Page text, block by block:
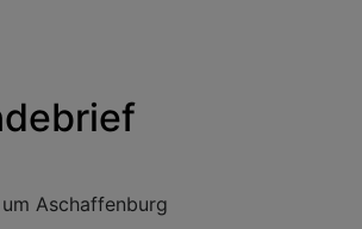
Aschaffenburg